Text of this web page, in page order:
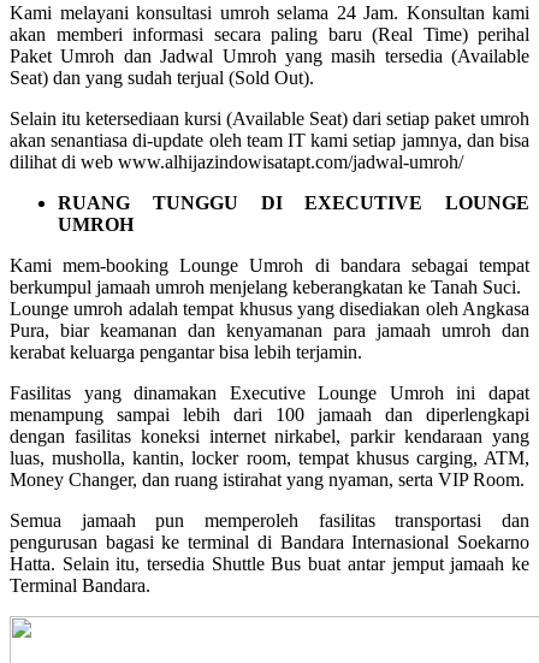
Kami melayani konsultasi umroh selama 24 Jam. Konsultan kami
akan memberi informasi secara paling baru (Real Time) perihal
Paket Umroh dan Jadwal Umroh yang masih tersedia (Available
Seat) dan yang sudah terjual (Sold Out).
Selain itu ketersediaan kursi (Available Seat) dari setiap paket umroh
akan senantiasa di-update oleh team IT kami setiap jamnya, dan bisa
dilihat di web www.alhijazindowisatapt.com/jadwal-umroh/
RUANG TUNGGU DI EXECUTIVE LOUNGE
UMROH
Kami mem-booking Lounge Umroh di bandara sebagai tempat
berkumpul jamaah umroh menjelang keberangkatan ke Tanah Suci.
Lounge umroh adalah tempat khusus yang disediakan oleh Angkasa
Pura, biar keamanan dan kenyamanan para jamaah umroh dan
kerabat keluarga pengantar bisa lebih terjamin.
Fasilitas yang dinamakan Executive Lounge Umroh ini dapat
menampung sampai lebih dari 100 jamaah dan diperlengkapi
dengan fasilitas koneksi internet nirkabel, parkir kendaraan yang
luas, musholla, kantin, locker room, tempat khusus carging, ATM,
Money Changer, dan ruang istirahat yang nyaman, serta VIP Room.
Semua jamaah pun memperoleh fasilitas transportasi dan
pengurusan bagasi ke terminal di Bandara Internasional Soekarno
Hatta. Selain itu, tersedia Shuttle Bus buat antar jemput jamaah ke
Terminal Bandara.